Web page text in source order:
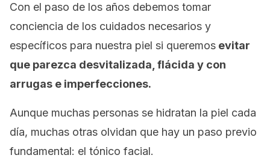
Con el paso de los años debemos tomar
conciencia de los cuidados necesarios y
específicos para nuestra piel si queremos evitar
que parezca desvitalizada, flácida y con
arrugas e imperfecciones.
Aunque muchas personas se hidratan la piel cada
día, muchas otras olvidan que hay un paso previo
fundamental: el tónico facial.